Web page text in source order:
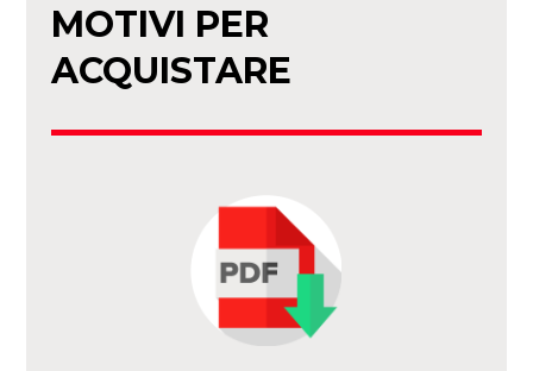
MOTIVI PER
ACQUISTARE